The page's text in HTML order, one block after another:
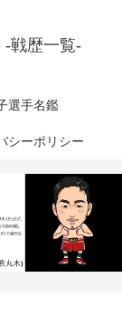
戦歴一覧-
選手名鑑
シーポリシー